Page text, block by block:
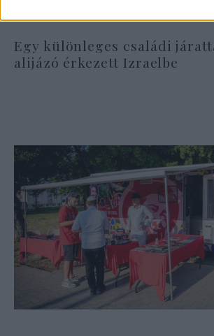
Egy különleges családi
alijázó érkezett Izraelbe